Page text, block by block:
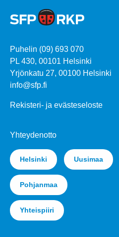
Puhelin (09) 693 070
PL 430, 00101 Helsinki
Yrjönkatu 27, 00100 Helsinki
info@sfp.fi
Rekisteri- ja evästeseloste
Yhteydenotto
Helsinki Uusimaa
Pohjanmaa
Yhteispiiri